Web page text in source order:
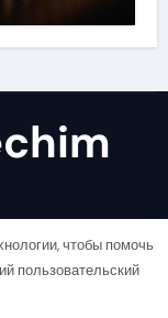
чтобы помочь
пользовательский